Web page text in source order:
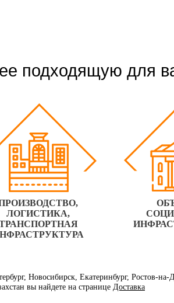
подходящую для
ЛОГИСТИКА,
Новосибирск, Екатеринбург, Ростов-
вы найдете на странице Доставка